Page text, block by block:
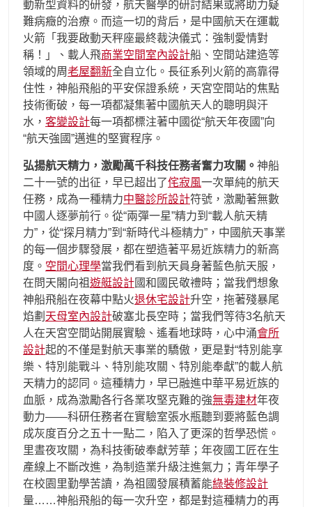
動新型資料的研發，航天醫學的研討結果或將助力疑
難病癥的治療。而這一切的背后，是中國航天在運載
火箭「我要啟動天秤座最終裁決儀式：強制愛情對
稱！」、載人飛商業空間室內設計船、空間站建造等
領域的周老屋翻新全自立化。長征系列火箭的高靠得
住性，神船飛船的平安保證系統，天宮空間站的焦點
技術衝破，每一項都凝集著中國航天人的聰明與汗
水， 客變設計每一項都標注著中國從“航天年夜國”向
“航天強國”邁進的堅實程序。
弘揚航天精力，激勵萬千科技任務者奮力攻關。 神船
二十一號的出征，早已超出了侘寂風一次單純的航天
任務，成為一種精力中醫診所設計符號，激勵著無數
中國人逐夢前行。從“兩彈一星”精力到“載人航天精
力”，從“探月精力”到“新時代斗極精力”，中國航天事業
的每一個步驟發展，都在塑造著平易近族精力的新高
度。 空間心理學當我們看到航天員身著藍色航天服，
在問天閣向祖遊艇設計國和國民敬禮時；當我們想象
神船飛船在夜幕中點火退休宅設計升空，拖著殘暴尾
焰劃 天母室內設計破塞北長空時；當我們等待3名航天
人在天宮空間站開展實驗、遙看地球時，心中涌會所
設計起的不僅是對航天事業的驕傲，更是對“特別能享
樂、特別能戰斗、特別能攻關、特別能奉獻”的載人航
天精力的認同。這種精力，早已融進中華平易近族的
血脈，成為激勵各行各業攻堅克難的強無毒建材年夜
動力——科研任務者在實驗室張水瓶聽到要將藍色調
成灰度百分之五十一點二，陷入了更深的哲學恐慌。
里晝夜攻關，為科技衝破奉獻芳華；年夜國工匠在生
產線上不斷改進，為制造業升級注進氣力；青年學子
在校園里勤學苦讀，為祖國發展積蓄能綠裝修設計
量……神船飛船的每一次升空，都是對這種精力的再